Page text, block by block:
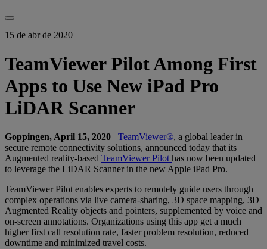
15 de abr de 2020
TeamViewer Pilot Among First
Apps to Use New iPad Pro
LiDAR Scanner
Goppingen, April 15, 2020– TeamViewer®, a global leader in
secure remote connectivity solutions, announced today that its
Augmented reality-based TeamViewer Pilothas now been updated
to leverage the LiDAR Scanner in the new Apple iPad Pro.
TeamViewer Pilot enables experts to remotely guide users through
complex operations via live camera-sharing, 3D space mapping, 3D
Augmented Reality objects and pointers, supplemented by voice and
on-screen annotations. Organizations using this app get a much
higher first call resolution rate, faster problem resolution, reduced
downtime and minimized travel costs.